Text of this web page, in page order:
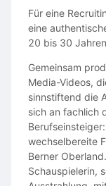
Für eine
eine
20 bis 30
Gemeinsam
Media-Videos,
sinnstiftend die
sich an fachlich
wechselbereite
Berner
Schauspielerin,